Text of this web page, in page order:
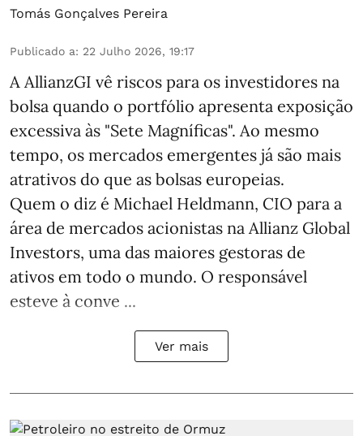
Tomás Gonçalves Pereira
Publicado a: 22 Julho 2026, 19:17
A AllianzGI vê riscos para os investidores na
bolsa quando o portfólio apresenta exposição
excessiva às "Sete Magníficas". Ao mesmo
tempo, os mercados emergentes já são mais
atrativos do que as bolsas europeias.
Quem o diz é Michael Heldmann, CIO para a
área de mercados acionistas na Allianz Global
Investors, uma das maiores gestoras de
ativos em todo o mundo. O responsável
esteve à conve ...
Ver mais